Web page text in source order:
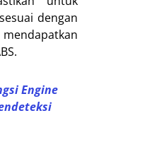
dengan
Engine